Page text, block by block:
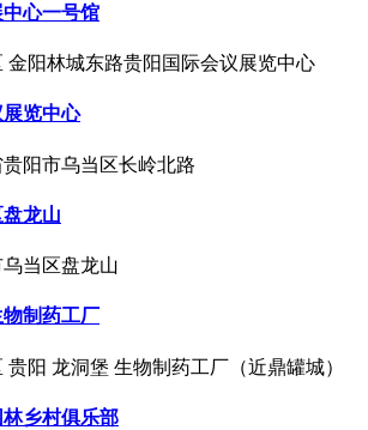
心一号馆
金阳林城东路贵阳国际会议展览中心
览中心
阳市乌当区长岭北路
龙山
当区盘龙山
制药工厂
贵阳 龙洞堡 生物制药工厂（近鼎罐城）
乡村俱乐部